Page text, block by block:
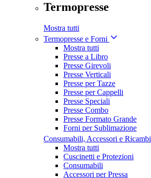
Termopresse
Mostra tutti
Termopresse e Forni
Mostra tutti
Presse a Libro
Presse Girevoli
Presse Verticali
Presse per Tazze
Presse per Cappelli
Presse Speciali
Presse Combo
Presse Formato Grande
Forni per Sublimazione
Consumabili, Accessori e Ricambi
Mostra tutti
Cuscinetti e Protezioni
Consumabili
Accessori per Pressa